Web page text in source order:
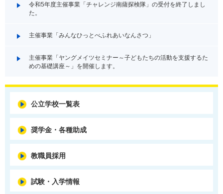
令和5年度主催事業「チャレンジ南薩探検隊」の受付を終了しまし
た。
主催事業「みんなひっとべふれあいなんさつ」
主催事業「ヤングメイツセミナー～子どもたちの活動を支援するた
めの基礎講座～」を開催します。
公立学校一覧表
奨学金・各種助成
教職員採用
試験・入学情報